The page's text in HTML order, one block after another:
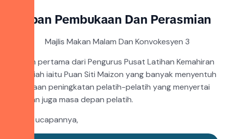
Ucapan Pembukaan Dan Perasmian
Ucapan pertama dari Pengurus Pusat Latihan Kemahiran
Bertauliah iaitu Puan Siti Maizon yang banyak menyentuh
berkenaan peningkatan pelatih-pelatih yang menyertai
kolej dan juga masa depan pelatih.
Antara ucapannya,